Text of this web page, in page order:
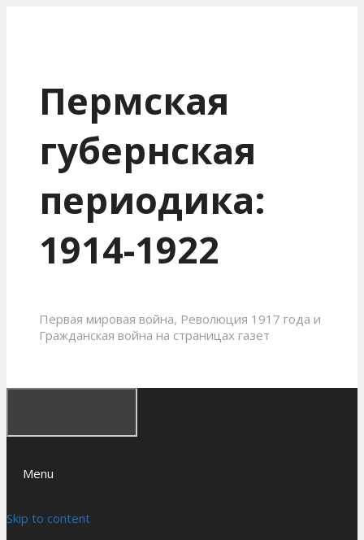
Пермская
губернская
периодика:
1914-1922
Первая мировая война, Революция 1917 года и
Гражданская война на страницах газет
Menu
Skip to content